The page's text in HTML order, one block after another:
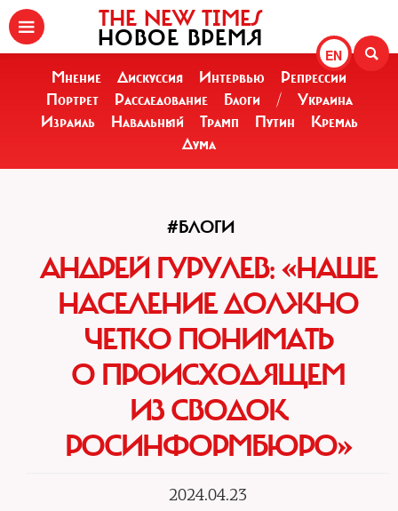
EN
THE NEW TIMES
НОВОЕ ВРЕМЯ
Мнение Дискуссия Интервью
Репрессии
Портрет
Расследование Блоги /
Украина
Израиль
Навальный Трамп Путин
Кремль
Дума
#БЛОГИ
АНДРЕЙ ГУРУЛЕВ: «НАШЕ
НАСЕЛЕНИЕ ДОЛЖНО
ЧЕТКО ПОНИМАТЬ
О ПРОИСХОДЯЩЕМ
ИЗ СВОДОК
РОСИНФОРМБЮРО»
2024.04.23